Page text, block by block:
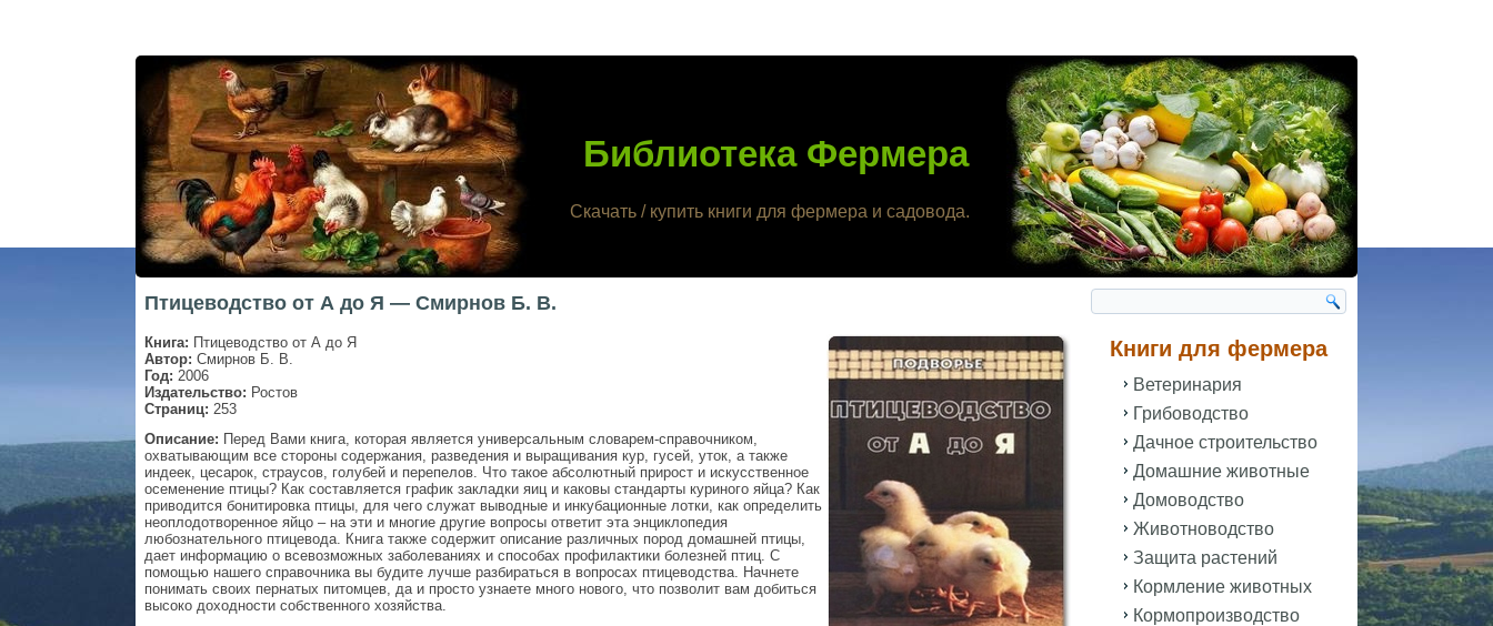
Библиотека Фермера
Скачать / купить книги для фермера и садовода.
Птицеводство от А до Я — Смирнов Б. В.
Книга: Птицеводство от А до Я
Автор: Смирнов Б. В.
Год: 2006
Издательство: Ростов
Страниц: 253
Описание: Перед Вами книга, которая является универсальным словарем-справочником,
охватывающим все стороны содержания, разведения и выращивания кур, гусей, уток, а также
индеек, цесарок, страусов, голубей и перепелов. Что такое абсолютный прирост и искусственное
осеменение птицы? Как составляется график закладки яиц и каковы стандарты куриного яйца? Как
приводится бонитировка птицы, для чего служат выводные и инкубационные лотки, как определить
неоплодотворенное яйцо – на эти и многие другие вопросы ответит эта энциклопедия
любознательного птицевода. Книга также содержит описание различных пород домашней птицы,
дает информацию о всевозможных заболеваниях и способах профилактики болезней птиц. С
помощью нашего справочника вы будите лучше разбираться в вопросах птицеводства. Начнете
понимать своих пернатых питомцев, да и просто узнаете много нового, что позволит вам добиться
высоко доходности собственного хозяйства.
Книги для фермера
Ветеринария
Грибоводство
Дачное строительство
Домашние животные
Домоводство
Животноводство
Защита растений
Кормление животных
Кормопроизводство